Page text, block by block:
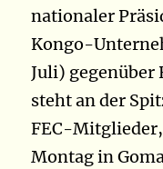
nationaler
Kongo-
Juli) gegenüber
steht an der
FEC-
Montag in